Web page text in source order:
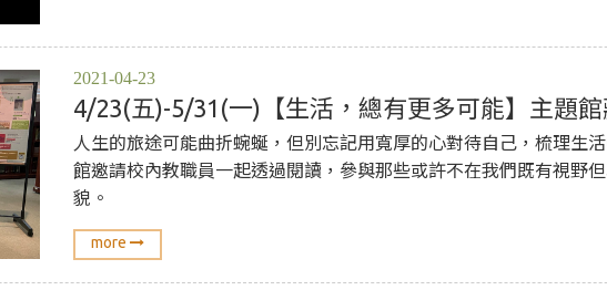
2021-04-23
4/23(五)-5/31(一)【生活，總有更多可能】主題
人生的旅途可能曲折蜿蜒，但別忘記用寬厚的心對待自己，梳理生
館邀請校內教職員一起透過閱讀，參與那些或許不在我們既有視野
貌。
more